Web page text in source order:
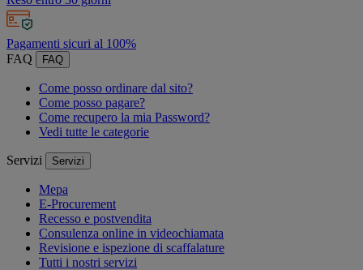
Pagamenti sicuri al 100%
FAQ
FAQ
Come posso ordinare dal sito?
Come posso pagare?
Come recupero la mia Password?
Vedi tutte le categorie
Servizi Servizi
Mepa
E-Procurement
Recesso e postvendita
Consulenza online in videochiamata
Revisione e ispezione di scaffalature
Tutti i nostri servizi